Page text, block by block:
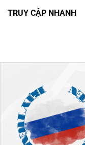
TRUY CẬP NHANH